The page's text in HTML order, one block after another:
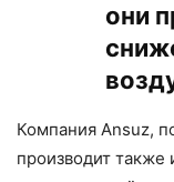
они
Компания Ansuz,
производит